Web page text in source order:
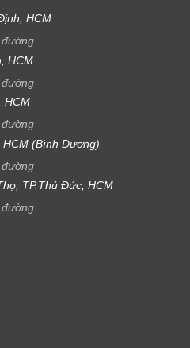
HCM
HCM
HCM
(Bình Dương)
TP.Thủ Đức, HCM